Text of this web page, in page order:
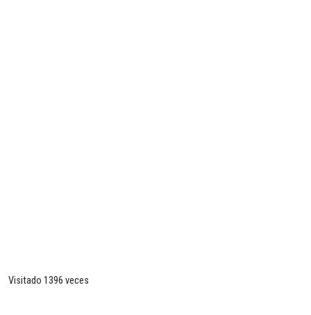
Visitado 1396 veces